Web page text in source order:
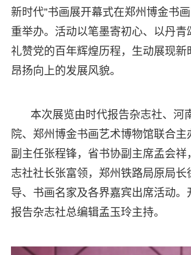
新时代”书画展开幕式在郑州博金书
重举办。活动以笔墨寄初心、以丹青
礼赞党的百年辉煌历程，生动展现新
昂扬向上的发展风貌。
本次展览由时代报告杂志社、河
院、郑州博金书画艺术博物馆联合主
副主任张程锋，省书协副主席孟会祥
志社社长张富领，郑州铁路局原局长
导、书画名家及各界嘉宾出席活动。
报告杂志社总编辑孟玉玲主持。